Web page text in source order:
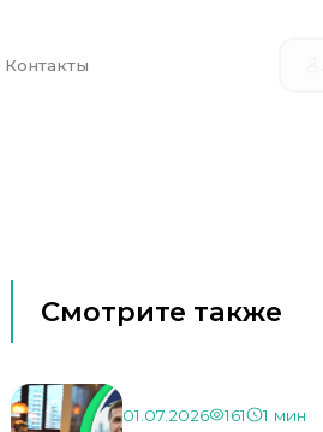
Контакты
Смотрите также
01.07.2026 161
1 мин